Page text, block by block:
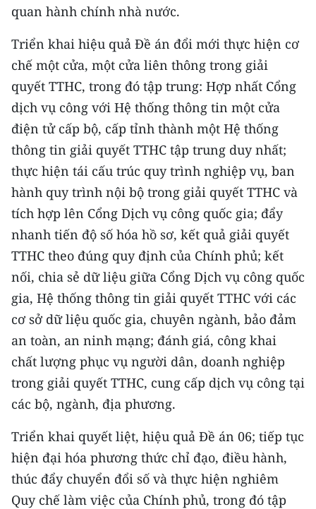
quan hành chính nhà nước.
Triển khai hiệu quả Đề án đổi mới thực hiện cơ
chế một cửa, một cửa liên thông trong giải
quyết TTHC, trong đó tập trung: Hợp nhất Cổng
dịch vụ công với Hệ thống thông tin một cửa
điện tử cấp bộ, cấp tỉnh thành một Hệ thống
thông tin giải quyết TTHC tập trung duy nhất;
thực hiện tái cấu trúc quy trình nghiệp vụ, ban
hành quy trình nội bộ trong giải quyết TTHC và
tích hợp lên Cổng Dịch vụ công quốc gia; đẩy
nhanh tiến độ số hóa hồ sơ, kết quả giải quyết
TTHC theo đúng quy định của Chính phủ; kết
nối, chia sẻ dữ liệu giữa Cổng Dịch vụ công quốc
gia, Hệ thống thông tin giải quyết TTHC với các
cơ sở dữ liệu quốc gia, chuyên ngành, bảo đảm
an toàn, an ninh mạng; đánh giá, công khai
chất lượng phục vụ người dân, doanh nghiệp
trong giải quyết TTHC, cung cấp dịch vụ công tại
các bộ, ngành, địa phương.
Triển khai quyết liệt, hiệu quả Đề án 06; tiếp tục
hiện đại hóa phương thức chỉ đạo, điều hành,
thúc đẩy chuyển đổi số và thực hiện nghiêm
Quy chế làm việc của Chính phủ, trong đó tập